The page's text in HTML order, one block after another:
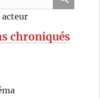
chroniqués